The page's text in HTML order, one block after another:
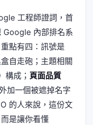
工程師證詞，首
Google 內部排名系
點有四：訊號是
自走砲；主題相關
構成； 頁面品質
加一個被遮掉名字
的人來說，這份文
是讓你看懂